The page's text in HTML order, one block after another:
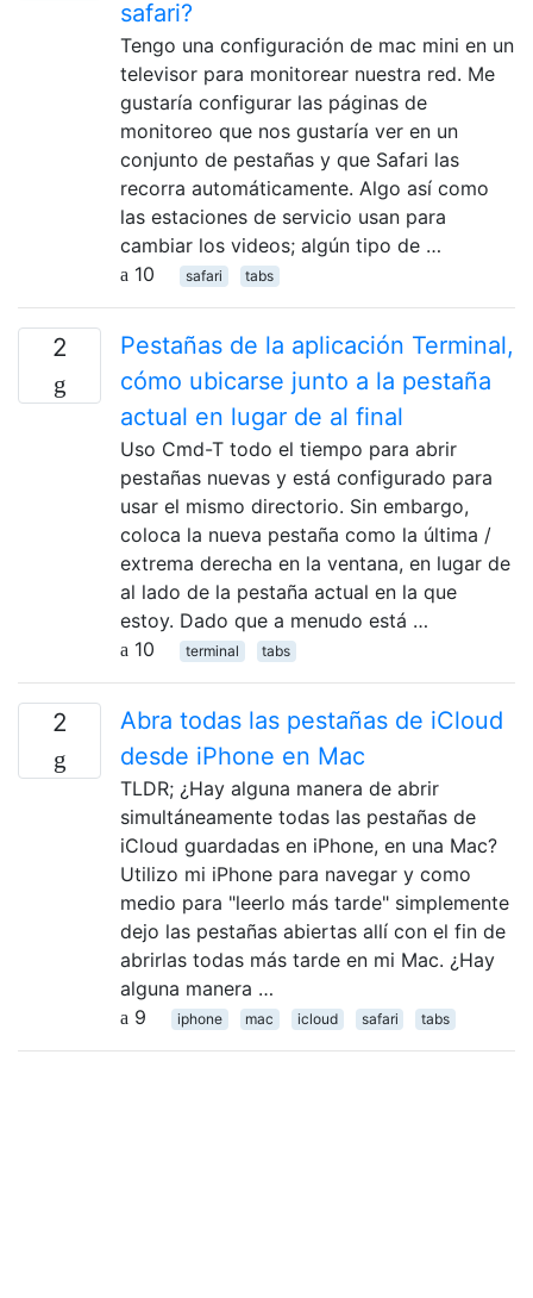
safari?
Tengo una configuración de mac mini en un
televisor para monitorear nuestra red. Me
gustaría configurar las páginas de
monitoreo que nos gustaría ver en un
conjunto de pestañas y que Safari las
recorra automáticamente. Algo así como
las estaciones de servicio usan para
cambiar los videos; algún tipo de …
10
safari tabs
2
Pestañas de la aplicación Terminal,
cómo ubicarse junto a la pestaña
actual en lugar de al final
Uso Cmd-T todo el tiempo para abrir
pestañas nuevas y está configurado para
usar el mismo directorio. Sin embargo,
coloca la nueva pestaña como la última /
extrema derecha en la ventana, en lugar de
al lado de la pestaña actual en la que
estoy. Dado que a menudo está …
10
terminal tabs
2
Abra todas las pestañas de iCloud
desde iPhone en Mac
TLDR; ¿Hay alguna manera de abrir
simultáneamente todas las pestañas de
iCloud guardadas en iPhone, en una Mac?
Utilizo mi iPhone para navegar y como
medio para "leerlo más tarde" simplemente
dejo las pestañas abiertas allí con el fin de
abrirlas todas más tarde en mi Mac. ¿Hay
alguna manera …
9
iphone mac icloud safari tabs